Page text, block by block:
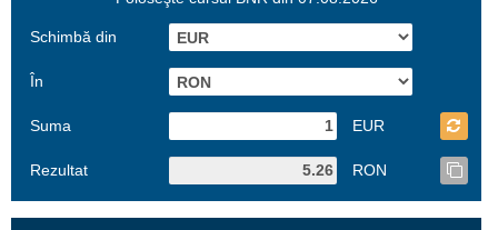
Schimbă din
În
Suma EUR
Rezultat RON